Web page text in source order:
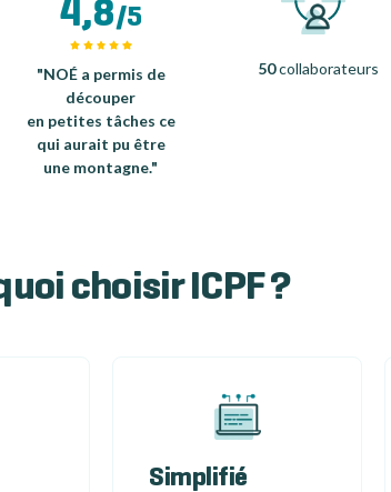
4,8/5
"NOÉ a permis de
découper
en petites tâches ce
qui aurait pu être
une montagne."
50collaborateurs
choisir ICPF ?
Simplifié